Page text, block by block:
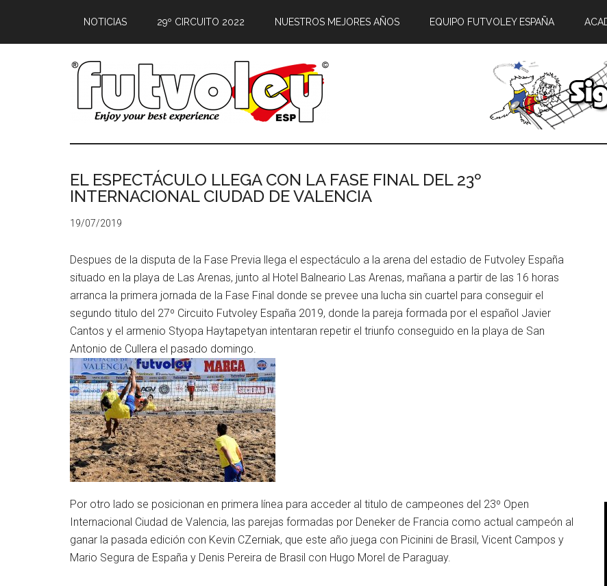
NOTICIAS 29º CIRCUITO 2022 NUESTROS MEJORES AÑOS EQUIPO FUTVOLEY ESPAÑA
EL ESPECTÁCULO LLEGA CON LA FASE FINAL DEL 23º
INTERNACIONAL CIUDAD DE VALENCIA
19/07/2019
Despues de la disputa de la Fase Previa llega el espectáculo a la arena del estadio de Futvoley España
situado en la playa de Las Arenas, junto al Hotel Balneario Las Arenas, mañana a partir de las 16 horas
arranca la primera jornada de la Fase Final donde se prevee una lucha sin cuartel para conseguir el
segundo titulo del 27º Circuito Futvoley España 2019, donde la pareja formada por el español Javier
Cantos y el armenio Styopa Haytapetyan intentaran repetir el triunfo conseguido en la playa de San
Antonio de Cullera el pasado domingo.
Por otro lado se posicionan en primera línea para acceder al titulo de campeones del 23º Open
Internacional Ciudad de Valencia, las parejas formadas por Deneker de Francia como actual campeón al
ganar la pasada edición con Kevin CZerniak, que este año juega con Picinini de Brasil, Vicent Campos y
Mario Segura de España y Denis Pereira de Brasil con Hugo Morel de Paraguay.